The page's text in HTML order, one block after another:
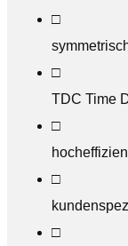
□
□
TDC Time
□
□
□